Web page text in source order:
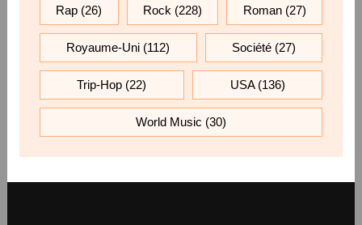
Rap (26) Rock (228) Roman(27)
Royaume-Uni (112) Société(27)
Trip-Hop (22) USA(136)
World Music (30)